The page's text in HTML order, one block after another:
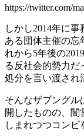
https://twitter.com/
しかし2014年に事
ある団体主催の忘
れから5年後の
る反社会的勢力だ
処分を言い渡され
そんなザブングル
開したものの、闇
しまれつつコンビ